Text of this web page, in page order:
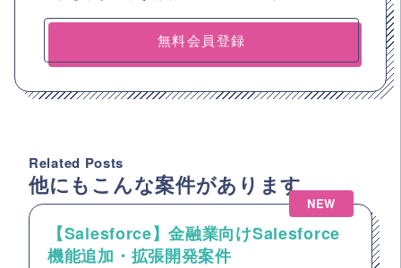
無料会員登録
Related Posts
他にもこんな案件があります
NEW
【Salesforce】金融業向けSalesforce
機能追加・拡張開発案件